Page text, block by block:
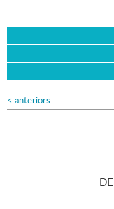
< anteriors
DE